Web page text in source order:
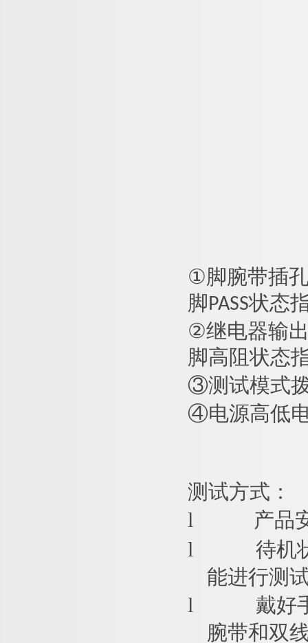
①脚腕带插
脚PASS状态
②继电器输
脚高阻状态
③测试模式
④电源高低
测试方式：
l 产品
l
待机
能进行测
l
戴好
腕带和双